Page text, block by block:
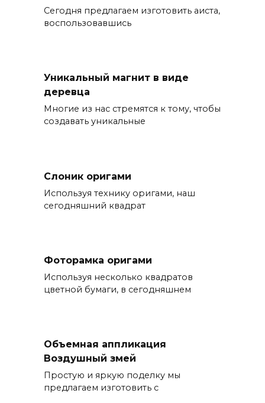
Сегодня предлагаем изготовить аиста,
воспользовавшись
Уникальный магнит в виде
деревца
Многие из нас стремятся к тому, чтобы
создавать уникальные
Слоник оригами
Используя технику оригами, наш
сегодняшний квадрат
Фоторамка оригами
Используя несколько квадратов
цветной бумаги, в сегодняшнем
Объемная аппликация
Воздушный змей
Простую и яркую поделку мы
предлагаем изготовить с